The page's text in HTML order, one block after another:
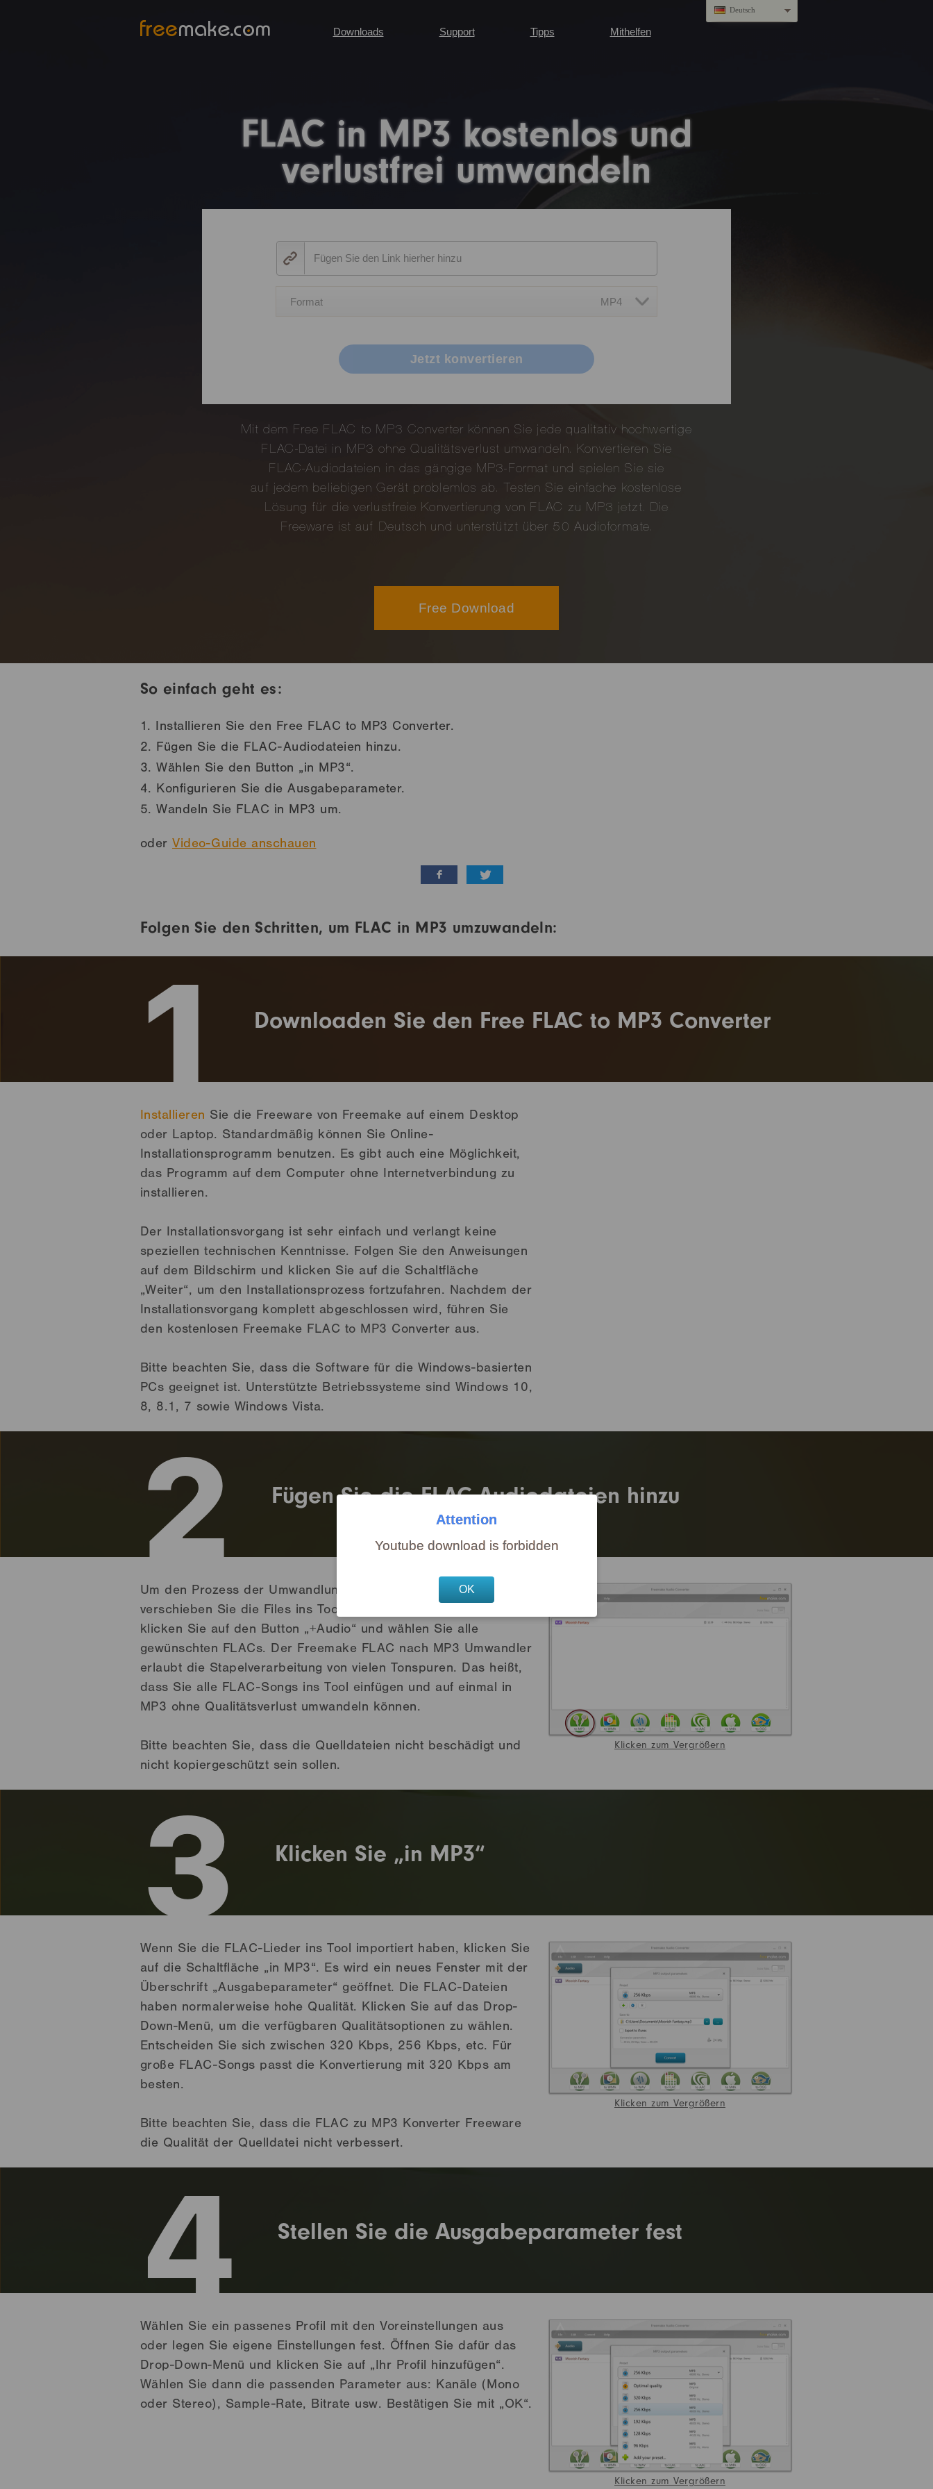
Attention
Youtube download is forbidden
OK
Deutsch
Downloads Support Tipps Mithelfen
FLAC in MP3 kostenlos und
verlustfrei umwandeln
Format MP4
Jetzt konvertieren
Mit dem Free FLAC to MP3 Converter können Sie jede qualitativ hochwertige
FLAC-Datei in MP3 ohne Qualitätsverlust umwandeln. Konvertieren Sie
FLAC-Audiodateien in das gängige MP3-Format und spielen Sie sie
auf jedem beliebigen Gerät problemlos ab. Testen Sie einfache kostenlose
Lösung für die verlustfreie Konvertierung von FLAC zu MP3 jetzt. Die
Freeware ist auf Deutsch und unterstützt über 50 Audioformate.
Free Download
So einfach geht es:
1. Installieren Sie den Free FLAC to MP3 Converter.
2. Fügen Sie die FLAC-Audiodateien hinzu.
3. Wählen Sie den Button „in MP3“.
4. Konfigurieren Sie die Ausgabeparameter.
5. Wandeln Sie FLAC in MP3 um.
oder Video-Guide anschauen
Folgen Sie den Schritten, um FLAC in MP3 umzuwandeln:
1 Downloaden Sie den Free FLAC to MP3 Converter
Installieren Sie die Freeware von Freemake auf einem Desktop
oder Laptop. Standardmäßig können Sie Online-
Installationsprogramm benutzen. Es gibt auch eine Möglichkeit,
das Programm auf dem Computer ohne Internetverbindung zu
installieren.
Der Installationsvorgang ist sehr einfach und verlangt keine
speziellen technischen Kenntnisse. Folgen Sie den Anweisungen
auf dem Bildschirm und klicken Sie auf die Schaltfläche
„Weiter“, um den Installationsprozess fortzufahren. Nachdem der
Installationsvorgang komplett abgeschlossen wird, führen Sie
den kostenlosen Freemake FLAC to MP3 Converter aus.
Bitte beachten Sie, dass die Software für die Windows-basierten
PCs geeignet ist. Unterstützte Betriebssysteme sind Windows 10,
8, 8.1, 7 sowie Windows Vista.
2 Fügen Sie die FLAC-Audiodateien hinzu
Um den Prozess der Umwandlung von FLAC zu MP3 zu starten,
verschieben Sie die Files ins Tool per Drag-and-Drop. Alternativ
klicken Sie auf den Button „+Audio“ und wählen Sie alle
gewünschten FLACs. Der Freemake FLAC nach MP3 Umwandler
erlaubt die Stapelverarbeitung von vielen Tonspuren. Das heißt,
dass Sie alle FLAC-Songs ins Tool einfügen und auf einmal in
MP3 ohne Qualitätsverlust umwandeln können.
Bitte beachten Sie, dass die Quelldateien nicht beschädigt und
nicht kopiergeschützt sein sollen.
Klicken zum Vergrößern
3 Klicken Sie „in MP3“
Wenn Sie die FLAC-Lieder ins Tool importiert haben, klicken Sie
auf die Schaltfläche „in MP3“. Es wird ein neues Fenster mit der
Überschrift „Ausgabeparameter“ geöffnet. Die FLAC-Dateien
haben normalerweise hohe Qualität. Klicken Sie auf das Drop-
Down-Menü, um die verfügbaren Qualitätsoptionen zu wählen.
Entscheiden Sie sich zwischen 320 Kbps, 256 Kbps, etc. Für
große FLAC-Songs passt die Konvertierung mit 320 Kbps am
besten.
Bitte beachten Sie, dass die FLAC zu MP3 Konverter Freeware
die Qualität der Quelldatei nicht verbessert.
Klicken zum Vergrößern
4 Stellen Sie die Ausgabeparameter fest
Wählen Sie ein passenes Profil mit den Voreinstellungen aus
oder legen Sie eigene Einstellungen fest. Öffnen Sie dafür das
Drop-Down-Menü und klicken Sie auf „Ihr Profil hinzufügen“.
Wählen Sie dann die passenden Parameter aus: Kanäle (Mono
oder Stereo), Sample-Rate, Bitrate usw. Bestätigen Sie mit „OK“.
Klicken zum Vergrößern